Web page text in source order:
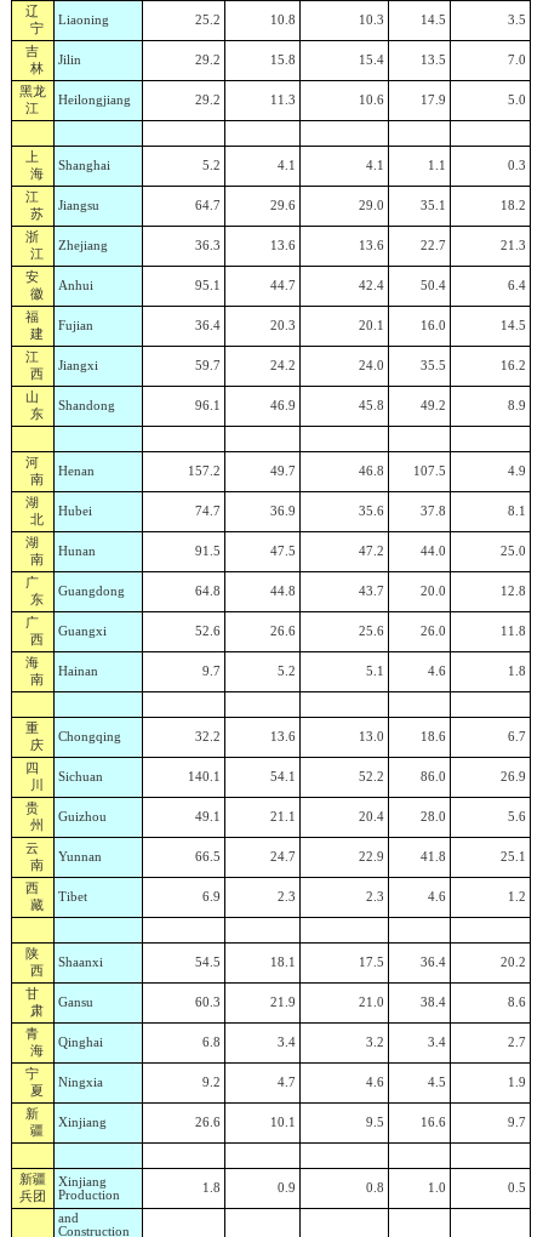
辽
宁
Liaoning 25.2 10.8 10.3 14.5 3.5
吉
林
Jilin 29.2 15.8 15.4 13.5 7.0
黑龙
江
Heilongjiang 29.2 11.3 10.6 17.9 5.0
上
海
Shanghai 5.2 4.1 4.1 1.1 0.3
江
苏
Jiangsu 64.7 29.6 29.0 35.1 18.2
浙
江
Zhejiang 36.3 13.6 13.6 22.7 21.3
安
徽
Anhui 95.1 44.7 42.4 50.4 6.4
福
建
Fujian 36.4 20.3 20.1 16.0 14.5
江
西
Jiangxi 59.7 24.2 24.0 35.5 16.2
山
东
Shandong 96.1 46.9 45.8 49.2 8.9
河
南
Henan 157.2 49.7 46.8 107.5 4.9
湖
北
Hubei 74.7 36.9 35.6 37.8 8.1
湖
南
Hunan 91.5 47.5 47.2 44.0 25.0
广
东
Guangdong 64.8 44.8 43.7 20.0 12.8
广
西
Guangxi 52.6 26.6 25.6 26.0 11.8
海
南
Hainan 9.7 5.2 5.1 4.6 1.8
重
庆
Chongqing 32.2 13.6 13.0 18.6 6.7
四
川
Sichuan 140.1 54.1 52.2 86.0 26.9
贵
州
Guizhou 49.1 21.1 20.4 28.0 5.6
云
南
Yunnan 66.5 24.7 22.9 41.8 25.1
西
藏
Tibet 6.9 2.3 2.3 4.6 1.2
陕
西
Shaanxi 54.5 18.1 17.5 36.4 20.2
甘
肃
Gansu 60.3 21.9 21.0 38.4 8.6
青
海
Qinghai 6.8 3.4 3.2 3.4 2.7
宁
夏
Ningxia 9.2 4.7 4.6 4.5 1.9
新
疆
Xinjiang 26.6 10.1 9.5 16.6 9.7
新疆
兵团
Xinjiang
Production
1.8 0.9 0.8 1.0 0.5
and
Construction